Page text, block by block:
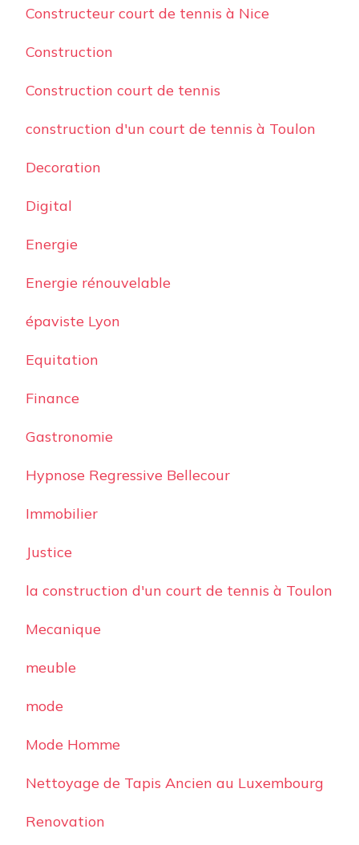
Constructeur court de tennis à Nice
Construction
Construction court de tennis
construction d'un court de tennis à Toulon
Decoration
Digital
Energie
Energie rénouvelable
épaviste Lyon
Equitation
Finance
Gastronomie
Hypnose Regressive Bellecour
Immobilier
Justice
la construction d'un court de tennis à Toulon
Mecanique
meuble
mode
Mode Homme
Nettoyage de Tapis Ancien au Luxembourg
Renovation